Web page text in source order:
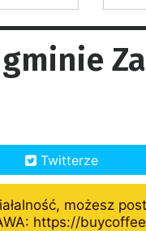
Twitterze
możesz
https://